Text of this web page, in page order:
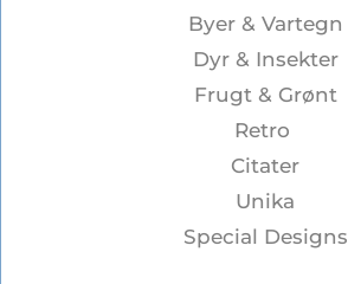
Byer & Vartegn
Dyr & Insekter
Frugt & Grønt
Retro
Citater
Unika
Special Designs